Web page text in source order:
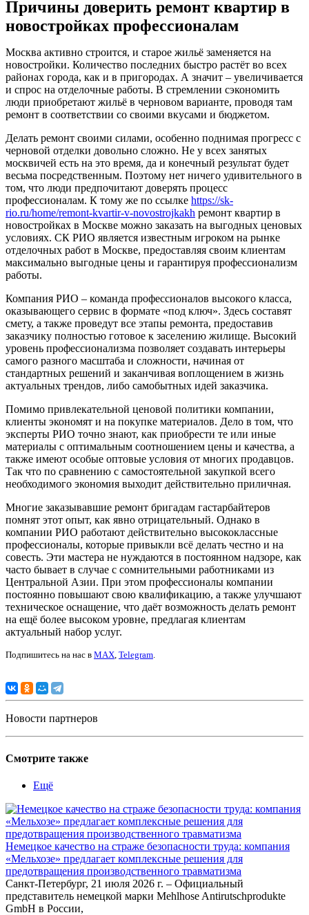
Причины доверить ремонт квартир в
новостройках профессионалам
Москва активно строится, и старое жильё заменяется на
новостройки. Количество последних быстро растёт во всех
районах города, как и в пригородах. А значит – увеличивается
и спрос на отделочные работы. В стремлении сэкономить
люди приобретают жильё в черновом варианте, проводя там
ремонт в соответствии со своими вкусами и бюджетом.
Делать ремонт своими силами, особенно поднимая прогресс с
черновой отделки довольно сложно. Не у всех занятых
москвичей есть на это время, да и конечный результат будет
весьма посредственным. Поэтому нет ничего удивительного в
том, что люди предпочитают доверять процесс
профессионалам. К тому же по ссылке https://sk-
rio.ru/home/remont-kvartir-v-novostrojkakh ремонт квартир в
новостройках в Москве можно заказать на выгодных ценовых
условиях. СК РИО является известным игроком на рынке
отделочных работ в Москве, предоставляя своим клиентам
максимально выгодные цены и гарантируя профессионализм
работы.
Компания РИО – команда профессионалов высокого класса,
оказывающего сервис в формате «под ключ». Здесь составят
смету, а также проведут все этапы ремонта, предоставив
заказчику полностью готовое к заселению жилище. Высокий
уровень профессионализма позволяет создавать интерьеры
самого разного масштаба и сложности, начиная от
стандартных решений и заканчивая воплощением в жизнь
актуальных трендов, либо самобытных идей заказчика.
Помимо привлекательной ценовой политики компании,
клиенты экономят и на покупке материалов. Дело в том, что
эксперты РИО точно знают, как приобрести те или иные
материалы с оптимальным соотношением цены и качества, а
также имеют особые оптовые условия от многих продавцов.
Так что по сравнению с самостоятельной закупкой всего
необходимого экономия выходит действительно приличная.
Многие заказывавшие ремонт бригадам гастарбайтеров
помнят этот опыт, как явно отрицательный. Однако в
компании РИО работают действительно высококлассные
профессионалы, которые привыкли всё делать честно и на
совесть. Эти мастера не нуждаются в постоянном надзоре, как
часто бывает в случае с сомнительными работниками из
Центральной Азии. При этом профессионалы компании
постоянно повышают свою квалификацию, а также улучшают
техническое оснащение, что даёт возможность делать ремонт
на ещё более высоком уровне, предлагая клиентам
актуальный набор услуг.
Подпишитесь на нас в MAX, Telegram.
Новости партнеров
Смотрите также
Ещё
Немецкое качество на страже безопасности труда: компания
«Мельхозе» предлагает комплексные решения для
предотвращения производственного травматизма
Санкт-Петербург, 21 июля 2026 г. – Официальный
представитель немецкой марки Mehlhose Antirutschprodukte
GmbH в России,